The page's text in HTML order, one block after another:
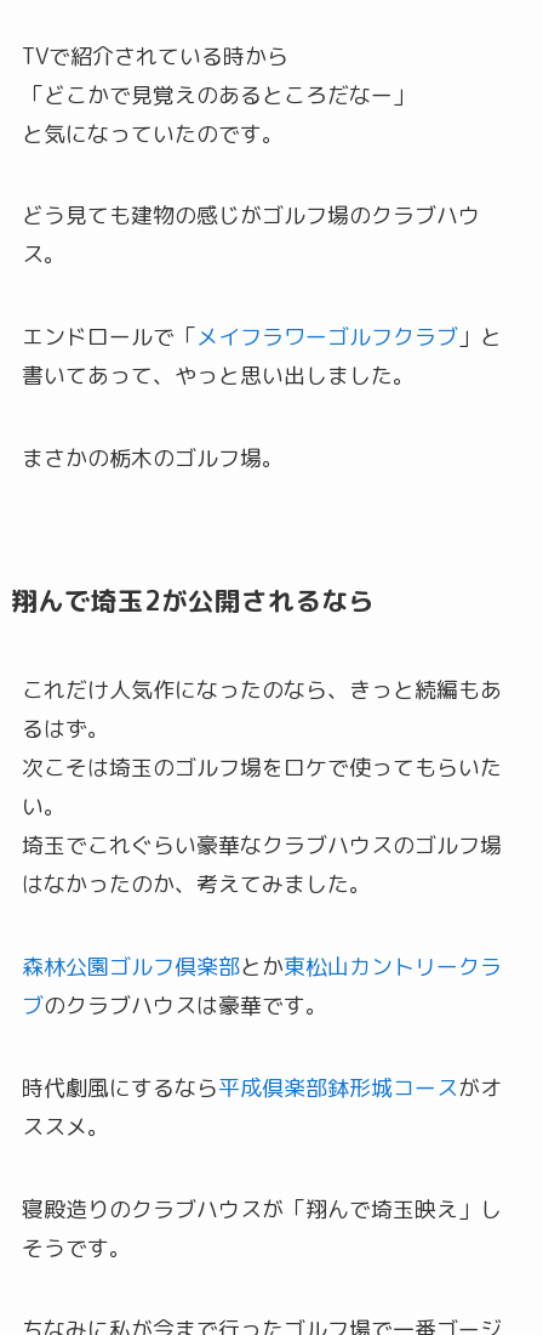
TVで紹介されている時から
「どこかで見覚えのあるところだなー」
と気になっていたのです。
どう見ても建物の感じがゴルフ場のクラブハウ
ス。
エンドロールで「メイフラワーゴルフクラブ」と
書いてあって、やっと思い出しました。
まさかの栃木のゴルフ場。
翔んで埼玉2が公開されるなら
これだけ人気作になったのなら、きっと続編もあ
るはず。
次こそは埼玉のゴルフ場をロケで使ってもらいた
い。
埼玉でこれぐらい豪華なクラブハウスのゴルフ場
はなかったのか、考えてみました。
森林公園ゴルフ倶楽部とか東松山カントリークラ
ブのクラブハウスは豪華です。
時代劇風にするなら平成倶楽部鉢形城コースがオ
ススメ。
寝殿造りのクラブハウスが「翔んで埼玉映え」し
そうです。